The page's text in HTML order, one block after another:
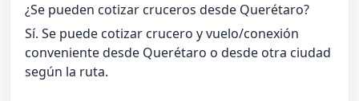
¿Se pueden cotizar cruceros desde Querétaro?
Sí. Se puede cotizar crucero y vuelo/conexión
conveniente desde Querétaro o desde otra ciudad
según la ruta.